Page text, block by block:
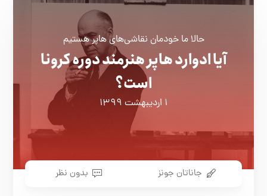
حالا ما خودمان نقاشی‌های هاپر هستیم
آیا ادوارد هاپر هنرمند دوره کرونا
است؟
۱ اردیبهشت ۱۳۹۹
جاناتان جونز بدون نظر